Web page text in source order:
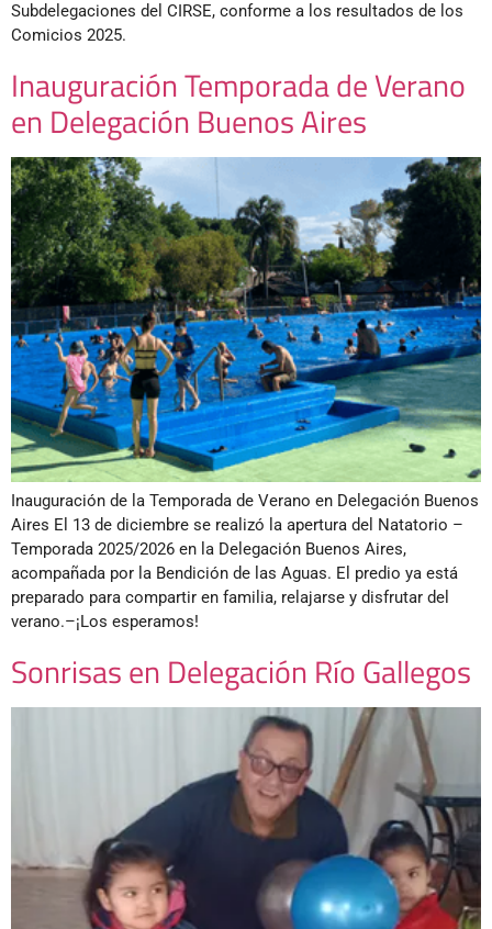
Subdelegaciones del CIRSE, conforme a los resultados de los
Comicios 2025.
Inauguración Temporada de Verano
en Delegación Buenos Aires
Inauguración de la Temporada de Verano en Delegación Buenos
Aires El 13 de diciembre se realizó la apertura del Natatorio –
Temporada 2025/2026 en la Delegación Buenos Aires,
acompañada por la Bendición de las Aguas. El predio ya está
preparado para compartir en familia, relajarse y disfrutar del
verano.–¡Los esperamos!
Sonrisas en Delegación Río Gallegos